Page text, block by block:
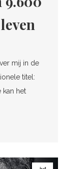
mij in de
titel:
kan het